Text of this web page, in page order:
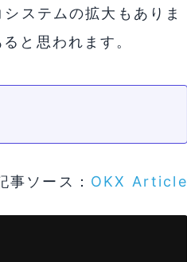
ステムの拡大もありま
と思われます。
事ソース： OKX Article